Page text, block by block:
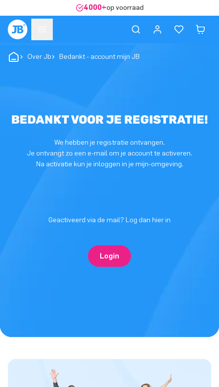
4000+op voorraad
Over Jb Bedankt - account mijn JB
BEDANKT VOOR JE REGISTRATIE!
We hebben je registratie ontvangen.
Je ontvangt zo een e-mail om je account te activeren.
Na activatie kun je inloggen in je mijn-omgeving.
Geactiveerd via de mail? Log dan hier in
Login